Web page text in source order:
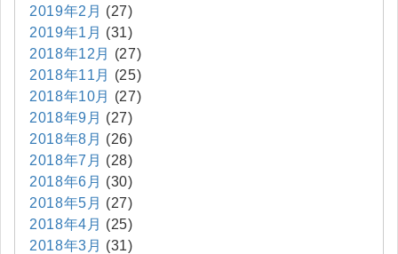
2019年2月 (27)
2019年1月 (31)
2018年12月
(27)
2018年11月
(25)
2018年10月
(27)
2018年9月 (27)
2018年8月 (26)
2018年7月 (28)
2018年6月 (30)
2018年5月 (27)
2018年4月 (25)
2018年3月 (31)